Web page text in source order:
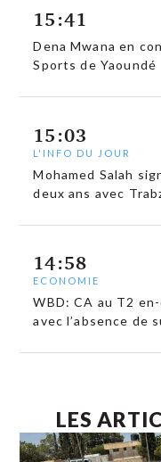
15:41
Dena Mwana en
Sports de Yaoundé
15:03
L'INFO DU JOUR
Mohamed Salah
deux ans avec
14:58
ECONOMIE
WBD: CA au T2
avec l’absence de
LES